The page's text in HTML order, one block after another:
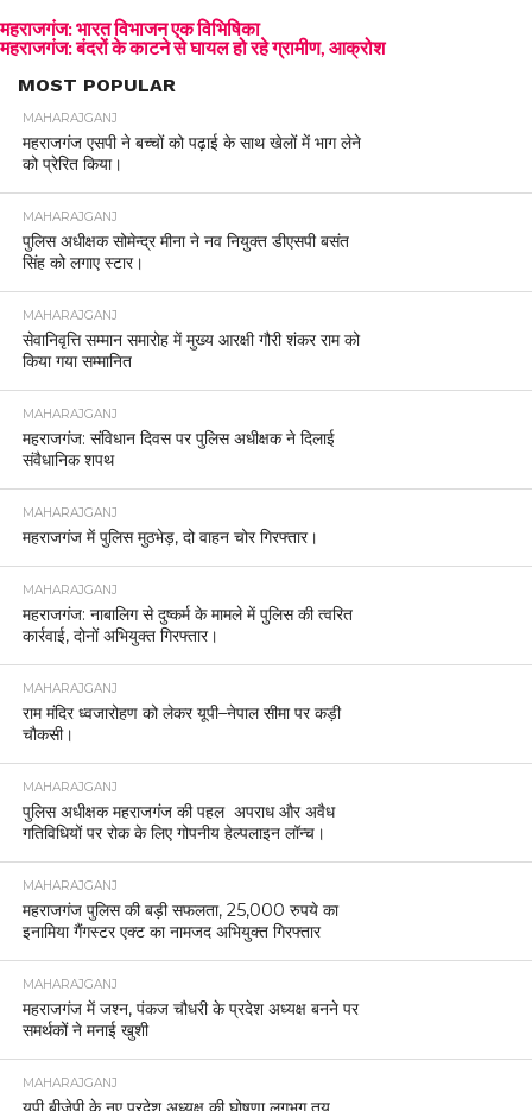
महराजगंज: भारत विभाजन एक विभिषिका
महराजगंज: बंदरों के काटने से घायल हो रहे ग्रामीण, आक्रोश
MOST POPULAR
MAHARAJGANJ
महराजगंज एसपी ने बच्चों को पढ़ाई के साथ खेलों में भाग लेने
को प्रेरित किया।
MAHARAJGANJ
पुलिस अधीक्षक सोमेन्द्र मीना ने नव नियुक्त डीएसपी बसंत
सिंह को लगाए स्टार।
MAHARAJGANJ
सेवानिवृत्ति सम्मान समारोह में मुख्य आरक्षी गौरी शंकर राम को
किया गया सम्मानित
MAHARAJGANJ
महराजगंज: संविधान दिवस पर पुलिस अधीक्षक ने दिलाई
संवैधानिक शपथ
MAHARAJGANJ
महराजगंज में पुलिस मुठभेड़, दो वाहन चोर गिरफ्तार।
MAHARAJGANJ
महराजगंज: नाबालिग से दुष्कर्म के मामले में पुलिस की त्वरित
कार्रवाई, दोनों अभियुक्त गिरफ्तार।
MAHARAJGANJ
राम मंदिर ध्वजारोहण को लेकर यूपी–नेपाल सीमा पर कड़ी
चौकसी।
MAHARAJGANJ
पुलिस अधीक्षक महराजगंज की पहल अपराध और अवैध
गतिविधियों पर रोक के लिए गोपनीय हेल्पलाइन लॉन्च।
MAHARAJGANJ
महराजगंज पुलिस की बड़ी सफलता, 25,000 रुपये का
इनामिया गैंगस्टर एक्ट का नामजद अभियुक्त गिरफ्तार
MAHARAJGANJ
महराजगंज में जश्न, पंकज चौधरी के प्रदेश अध्यक्ष बनने पर
समर्थकों ने मनाई खुशी
MAHARAJGANJ